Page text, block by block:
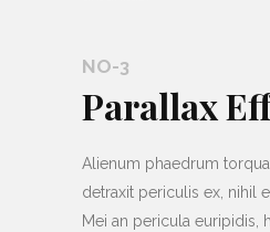
NO-3
Parallax
Alienum phaedrum
detraxit periculis ex, nihil
Mei an pericula euripidis,